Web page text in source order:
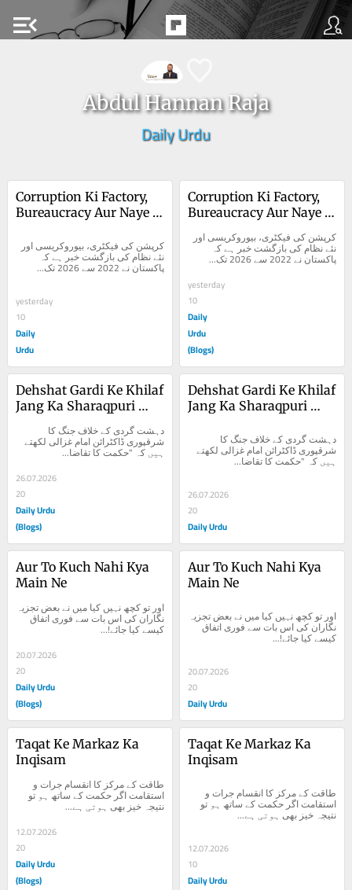
menu_open
Abdul Hannan Raja
Daily Urdu
Corruption Ki Factory,
Bureaucracy Aur Naye
نئے نظام کی بازگشت خبر ہے کہ
پاکستان نے 2022 سے 2026 تک...
yesterday
10
Daily
Urdu
Corruption Ki Factory,
Bureaucracy Aur Naye
نئے نظام کی بازگشت خبر ہے کہ
پاکستان نے 2022 سے 2026 تک...
yesterday
10
Daily
Urdu
(Blogs)
Dehshat Gardi Ke Khilaf
Jang Ka Sharaqpuri
Doctrine
ہیں کہ "حکمت کا تقاضا...
26.07.2026
20
Daily Urdu
(Blogs)
Dehshat Gardi Ke Khilaf
Jang Ka Sharaqpuri
ہیں کہ "حکمت کا تقاضا...
26.07.2026
20
Daily Urdu
Aur To Kuch Nahi Kya
Main Ne
نگاران کی اس بات سے فوری اتفاق
کیسے کیا جائے!...
20.07.2026
20
Daily Urdu
(Blogs)
Aur To Kuch Nahi Kya
Main Ne
نگاران کی اس بات سے فوری اتفاق
کیسے کیا جائے!...
20.07.2026
20
Daily Urdu
Taqat Ke Markaz Ka
Inqisam
نتیجہ خیز بھی ہوتی ہے...
12.07.2026
20
Daily Urdu
(Blogs)
Taqat Ke Markaz Ka
Inqisam
نتیجہ خیز بھی ہوتی ہے...
12.07.2026
10
Daily Urdu